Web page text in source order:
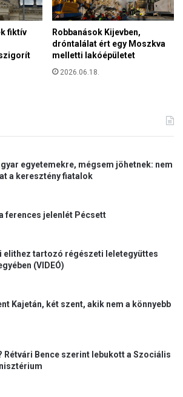
fiktív
Robbanások Kijevben,
dróntalálat ért egy Moszkva
melletti lakóépületet
2026.06.18.
egyetemekre, mégsem jöhetnek: nem
a keresztény fiatalok
ferences jelenlét Pécsett
elithez tartozó régészeti leletegyüttes
(VIDEÓ)
Kajetán, két szent, akik nem a könnyebb
Rétvári Bence szerint lebukott a Szociális